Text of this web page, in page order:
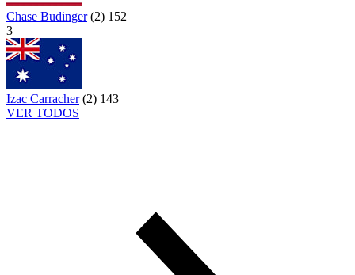
Chase Budinger (2) 152
3
Izac Carracher (2) 143
VER TODOS